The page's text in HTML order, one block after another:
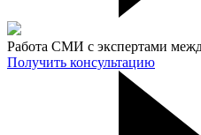
Работа СМИ с экспертами
Получить консультацию